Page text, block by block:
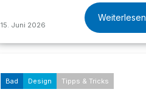
15. Juni 2026
Weiterlesen
Bad Design Tipps & Tricks